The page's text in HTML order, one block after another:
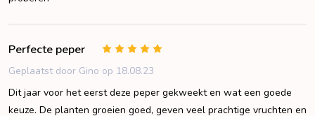
Perfecte peper
Geplaatst door Gino op 18.08.23
Dit jaar voor het eerst deze peper gekweekt en wat een goede
keuze. De planten groeien goed, geven veel prachtige vruchten en